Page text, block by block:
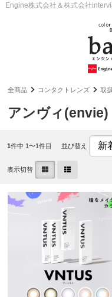
Engine株式会社＆株式会社
全商品 コンタクトレンズ 取
アンヴィ(envie)
1件中 1〜1件目 並び替え
表示切替